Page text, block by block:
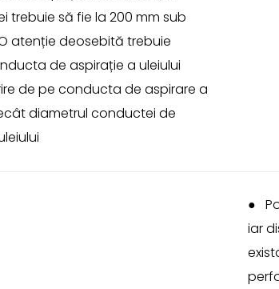
trebuie să fie la 200 mm sub
atenție deosebită trebuie
de aspirație a uleiului
de pe conducta de aspirare a
diametrul conductei de
●
iar